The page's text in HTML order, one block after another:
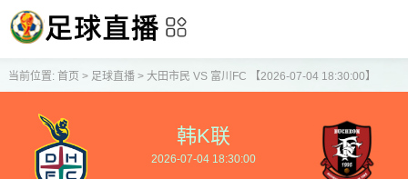
当前位置: 首页 > 足球直播> 大田市民 VS 富川FC 【2026-07-04 18:30:00】
韩K联
2026-07-04 18:30:00